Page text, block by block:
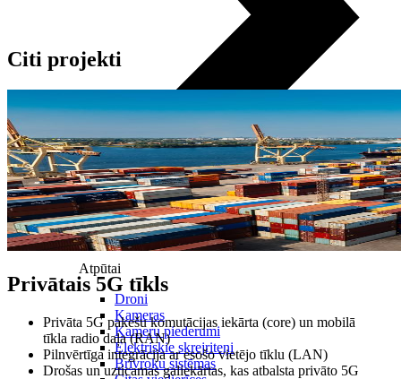
Atpūtai
Droni
Kameras
Kameru piederumi
Elektriskie skrejriteņi
Brīvroku sistēmas
Citi projekti
Privātais 5G tīkls
Privāta 5G pakešu komutācijas iekārta (core) un mobilā
tīkla radio daļa (RAN)
Pilnvērtīga integrācija ar esošo vietējo tīklu (LAN)
Drošas un uzticamas galiekārtas, kas atbalsta privāto 5G